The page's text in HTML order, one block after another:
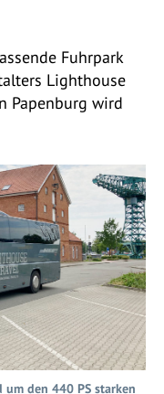
Fuhrpark
Lighthouse
Papenburg wird
den 440 PS starken